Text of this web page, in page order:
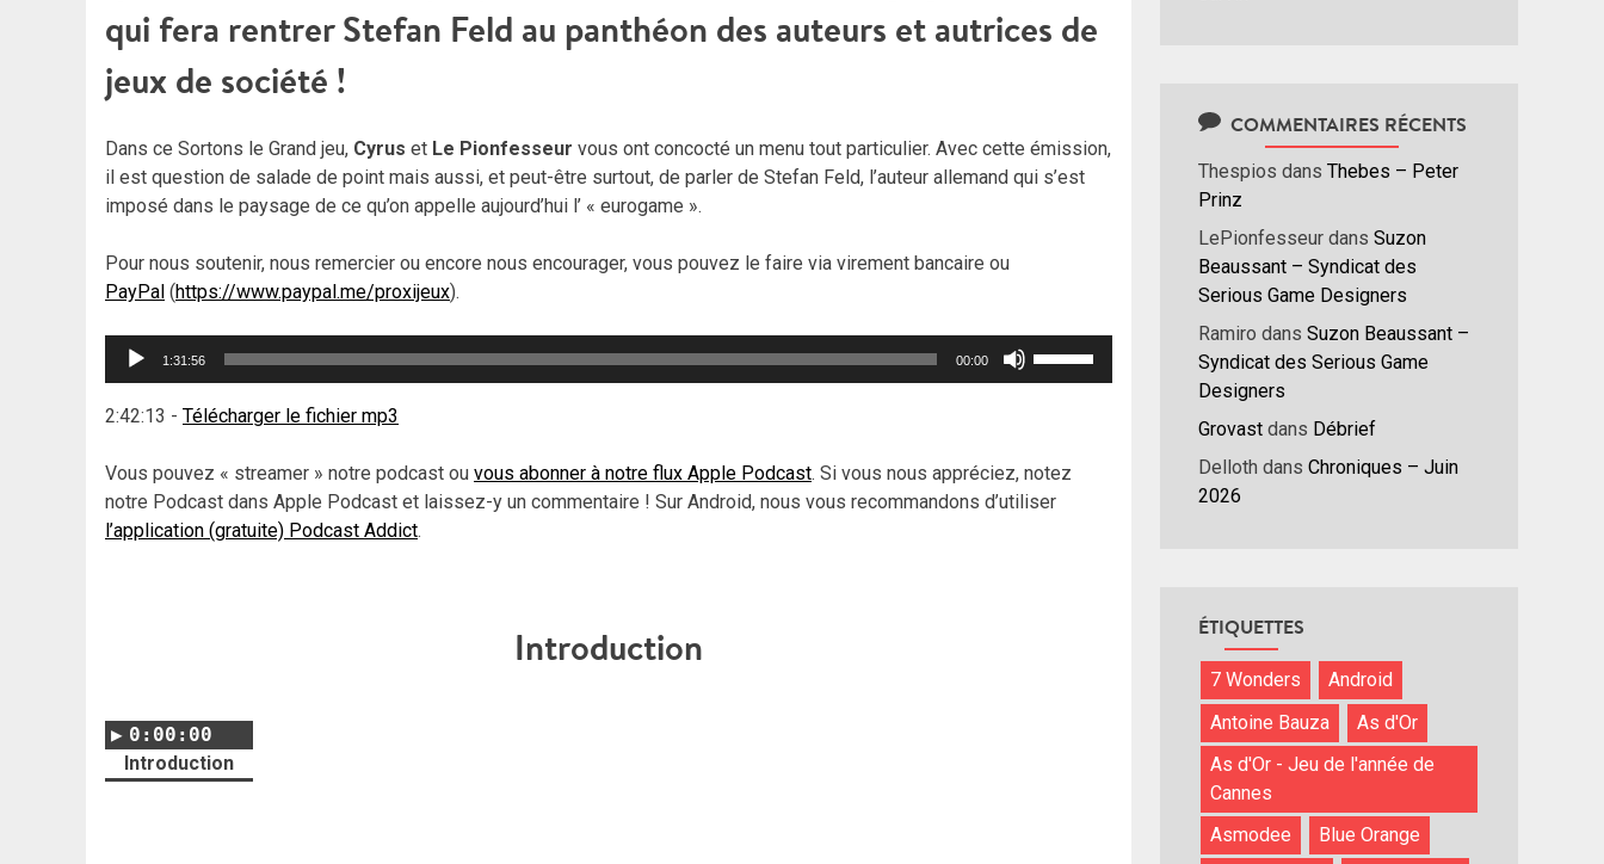
qui fera rentrer Stefan Feld au panthéon des auteurs et autrices de
jeux de société !
Dans ce Sortons le Grand jeu, Cyrus et Le Pionfesseur vous ont concocté un menu tout particulier. Avec cette émission,
il est question de salade de point mais aussi, et peut-être surtout, de parler de Stefan Feld, l’auteur allemand qui s’est
imposé dans le paysage de ce qu’on appelle aujourd’hui l’ « eurogame ».
Pour nous soutenir, nous remercier ou encore nous encourager, vous pouvez le faire via virement bancaire ou
PayPal (https://www.paypal.me/proxijeux).
Lecteur
1:31:56 00:00
pour
2:42:13 - Télécharger le fichier mp3
Vous pouvez « streamer » notre podcast ou vous abonner à notre flux Apple Podcast. Si vous nous appréciez, notez
notre Podcast dans Apple Podcast et laissez-y un commentaire ! Sur Android, nous vous recommandons d’utiliser
l’application (gratuite) Podcast Addict.
Introduction
0:00:00
Introduction
COMMENTAIRES RÉCENTS
Thespios dans Thebes – Peter
Prinz
LePionfesseur dans Suzon
Beaussant – Syndicat des
Serious Game Designers
Ramiro dans Suzon Beaussant –
Syndicat des Serious Game
Designers
Grovast dans Débrief
Delloth dans Chroniques – Juin
2026
ÉTIQUETTES
7 Wonders
Android
Antoine Bauza
As d'Or
As d'Or - Jeu de l'année de
Cannes
Asmodee
Blue Orange